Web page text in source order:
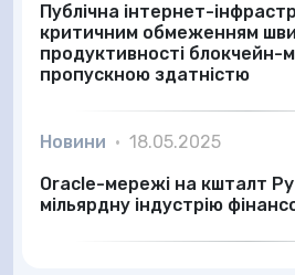
Публічна інтернет-
критичним обмеженням
продуктивності
пропускною здатністю
Новини • 18.05.2025
Oracle-мережі на кшталт
мільярдну індустрію